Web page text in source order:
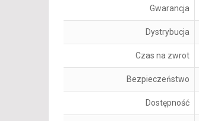
Gwarancja
Dystrybucja
Czas na zwrot
Bezpieczeństwo
Dostępność